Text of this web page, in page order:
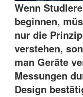
Wenn
beginnen,
nur die
verstehen,
man Geräte
Messungen
Design